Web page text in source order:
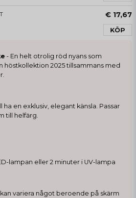
€ 17,67
KÖP
- En helt otrolig röd nyans som
höstkollektion 2025 tillsammans med
en exklusiv, elegant känsla. Passar
till helfärg.
lampan eller 2 minuter i UV-lampa
variera något beroende på skärm